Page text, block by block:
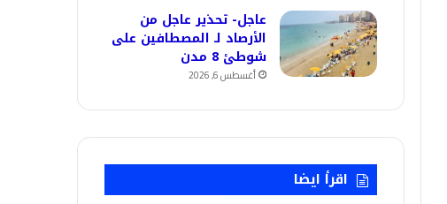
عاجل- تحذير عاجل من
الأرصاد لـ المصطافين على
شوطئ 8 مدن
أغسطس 6, 2026
اقرأ ايضا